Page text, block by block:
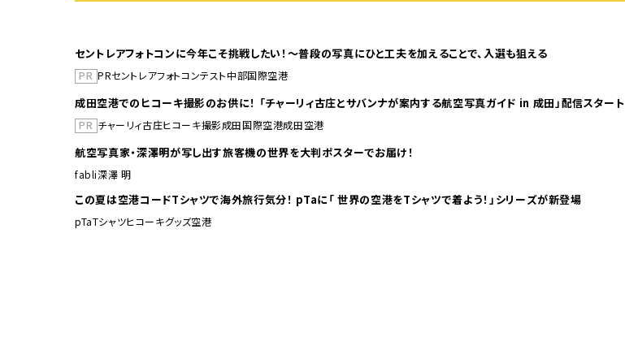
セントレアフォトコンに今年こそ挑戦したい！～普段の写真にひと工夫を加えることで、入選も狙える
PR PRセントレアフォトコンテスト中部国際空港
成田空港でのヒコーキ撮影のお供に！ 「チャーリィ古庄とサバンナが案内する航空写真ガイド in 成田」配信スタート
PR チャーリィ古庄ヒコーキ撮影成田国際空港成田空港
航空写真家・深澤明が写し出す旅客機の世界を大判ポスターでお届け！
fabli深澤 明
この夏は空港コードTシャツで海外旅行気分！ pTaに「 世界の空港をTシャツで着よう！」シリーズが新登場
pTaTシャツヒコーキグッズ空港